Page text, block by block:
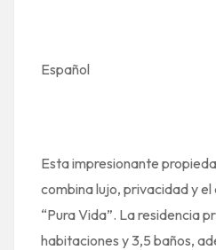
Español
Esta impresionante
combina lujo, privacidad y
“Pura Vida”. La residencia
habitaciones y 3,5 baños,